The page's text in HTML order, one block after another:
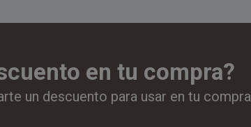
en tu compra?
un descuento para usar en tu compra